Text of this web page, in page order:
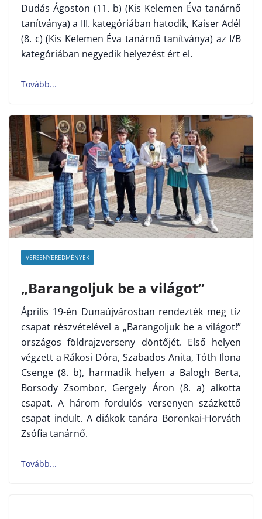
Dudás Ágoston (11. b) (Kis Kelemen Éva tanárnő
tanítványa) a III. kategóriában hatodik, Kaiser Adél
(8. c) (Kis Kelemen Éva tanárnő tanítványa) az I/B
kategóriában negyedik helyezést ért el.
VERSENYEREDMÉNYEK
„Barangoljuk be a világot”
Április 19-én Dunaújvárosban rendezték meg tíz
csapat részvételével a „Barangoljuk be a világot!”
országos földrajzverseny döntőjét. Első helyen
végzett a Rákosi Dóra, Szabados Anita, Tóth Ilona
Csenge (8. b), harmadik helyen a Balogh Berta,
Borsody Zsombor, Gergely Áron (8. a) alkotta
csapat. A három fordulós versenyen százkettő
csapat indult. A diákok tanára Boronkai-Horváth
Zsófia tanárnő.